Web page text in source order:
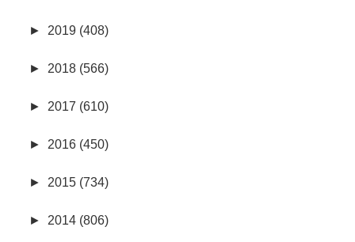
► 2019 (408)
► 2018 (566)
► 2017 (610)
► 2016 (450)
► 2015 (734)
► 2014 (806)